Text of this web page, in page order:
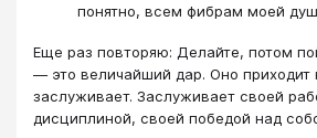
понятно, всем фибрам моей
Еще раз повторяю: Делайте, потом
— это величайший дар. Оно приходит
заслуживает. Заслуживает своей
дисциплиной, своей победой над